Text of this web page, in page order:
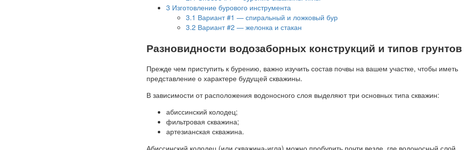
3 Изготовление бурового инструмента
3.1 Вариант #1 — спиральный и ложковый бур
3.2 Вариант #2 — желонка и стакан
Разновидности водозаборных конструкций и типов грунтов
Прежде чем приступить к бурению, важно изучить состав почвы на вашем участке, чтобы иметь
представление о характере будущей скважины.
В зависимости от расположения водоносного слоя выделяют три основных типа скважин:
абиссинский колодец;
фильтровая скважина;
артезианская скважина.